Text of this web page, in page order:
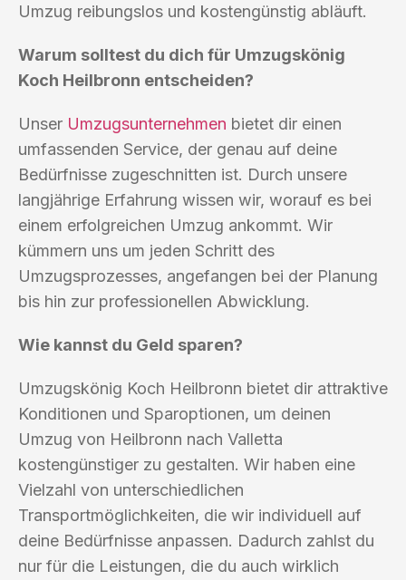
Umzug reibungslos und kostengünstig abläuft.
Warum solltest du dich für Umzugskönig
Koch Heilbronn entscheiden?
Unser Umzugsunternehmen bietet dir einen
umfassenden Service, der genau auf deine
Bedürfnisse zugeschnitten ist. Durch unsere
langjährige Erfahrung wissen wir, worauf es bei
einem erfolgreichen Umzug ankommt. Wir
kümmern uns um jeden Schritt des
Umzugsprozesses, angefangen bei der Planung
bis hin zur professionellen Abwicklung.
Wie kannst du Geld sparen?
Umzugskönig Koch Heilbronn bietet dir attraktive
Konditionen und Sparoptionen, um deinen
Umzug von Heilbronn nach Valletta
kostengünstiger zu gestalten. Wir haben eine
Vielzahl von unterschiedlichen
Transportmöglichkeiten, die wir individuell auf
deine Bedürfnisse anpassen. Dadurch zahlst du
nur für die Leistungen, die du auch wirklich